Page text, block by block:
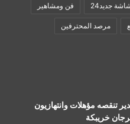
جديد24 فن ومشاهير
مرصد المحترفين
تنقصه مؤهلات وانتهازيون
خريبكة